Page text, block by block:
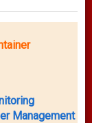
Management